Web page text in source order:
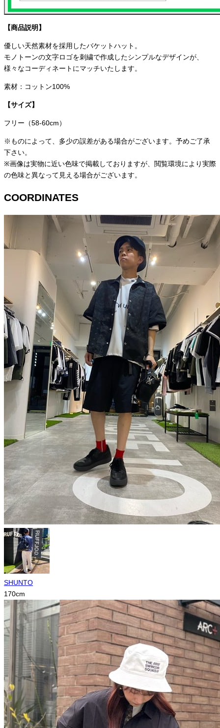
【商品説明】
優しい天然素材を採用したバケットハット。
モノトーンの文字ロゴを刺繍で作成したシンプルなデザインが、
様々なコーディネートにマッチいたします。
素材：コットン100%
【サイズ】
フリー（58-60cm）
※ものによって、多少の誤差がある場合がございます。予めご了承
下さい。
※画像は実物に近い色味で掲載しておりますが、閲覧環境により実際
の色味と異なって見える場合がございます。
COORDINATES
SHUNTO
170cm